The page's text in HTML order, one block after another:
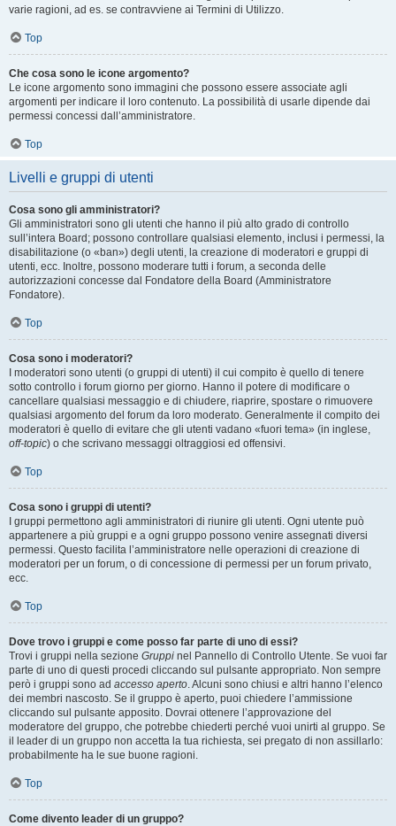
varie ragioni, ad es. se contravviene ai Termini di Utilizzo.
Top
Che cosa sono le icone argomento?
Le icone argomento sono immagini che possono essere associate agli
argomenti per indicare il loro contenuto. La possibilità di usarle dipende dai
permessi concessi dall’amministratore.
Top
Livelli e gruppi di utenti
Cosa sono gli amministratori?
Gli amministratori sono gli utenti che hanno il più alto grado di controllo
sull’intera Board; possono controllare qualsiasi elemento, inclusi i permessi, la
disabilitazione (o «ban») degli utenti, la creazione di moderatori e gruppi di
utenti, ecc. Inoltre, possono moderare tutti i forum, a seconda delle
autorizzazioni concesse dal Fondatore della Board (Amministratore
Fondatore).
Top
Cosa sono i moderatori?
I moderatori sono utenti (o gruppi di utenti) il cui compito è quello di tenere
sotto controllo i forum giorno per giorno. Hanno il potere di modificare o
cancellare qualsiasi messaggio e di chiudere, riaprire, spostare o rimuovere
qualsiasi argomento del forum da loro moderato. Generalmente il compito dei
moderatori è quello di evitare che gli utenti vadano «fuori tema» (in inglese,
off-topic) o che scrivano messaggi oltraggiosi ed offensivi.
Top
Cosa sono i gruppi di utenti?
I gruppi permettono agli amministratori di riunire gli utenti. Ogni utente può
appartenere a più gruppi e a ogni gruppo possono venire assegnati diversi
permessi. Questo facilita l’amministratore nelle operazioni di creazione di
moderatori per un forum, o di concessione di permessi per un forum privato,
ecc.
Top
Dove trovo i gruppi e come posso far parte di uno di essi?
Trovi i gruppi nella sezione Gruppi nel Pannello di Controllo Utente. Se vuoi far
parte di uno di questi procedi cliccando sul pulsante appropriato. Non sempre
però i gruppi sono ad accesso aperto. Alcuni sono chiusi e altri hanno l’elenco
dei membri nascosto. Se il gruppo è aperto, puoi chiedere l’ammissione
cliccando sul pulsante apposito. Dovrai ottenere l’approvazione del
moderatore del gruppo, che potrebbe chiederti perché vuoi unirti al gruppo. Se
il leader di un gruppo non accetta la tua richiesta, sei pregato di non assillarlo:
probabilmente ha le sue buone ragioni.
Top
Come divento leader di un gruppo?